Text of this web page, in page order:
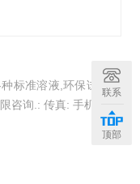
标准溶液,环保试剂,
咨询.: 传真: 手机: :
联系
顶部